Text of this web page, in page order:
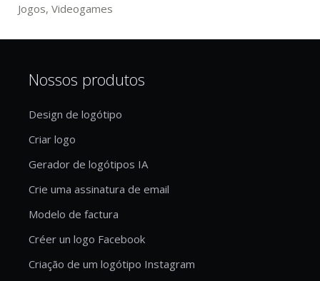
Jogos, Videogames
Nossos produtos
Design de logótipo
Criar logo
Gerador de logótipos IA
Crie uma assinatura de email
Modelo de factura
Créer un logo Facebook
Criação de um logótipo Instagram